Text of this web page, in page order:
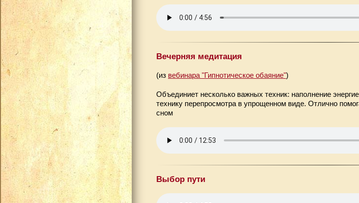
Вечерняя медитация
(из вебинара "Гипнотическое обаяние")
Объединиет несколько важных техник: наполнение
технику перепросмотра в упрощенном виде. Отлично
сном
Выбор пути